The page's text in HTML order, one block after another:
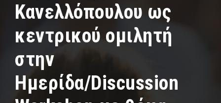
Κανελλόπουλου ως
κεντρικού ομιλητή
στην
Ημερίδα/Discussion